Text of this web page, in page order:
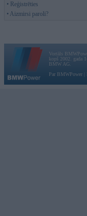
• Reģistrēties
• Aizmirsi paroli?
Vortāls
kopš 2002. gada
BMW AG.
Par BMWPower